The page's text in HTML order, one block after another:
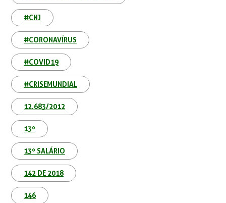
#CNJ
#CORONAVÍRUS
#COVID19
#CRISEMUNDIAL
12.683/2012
13º
13º SALÁRIO
142 DE 2018
146